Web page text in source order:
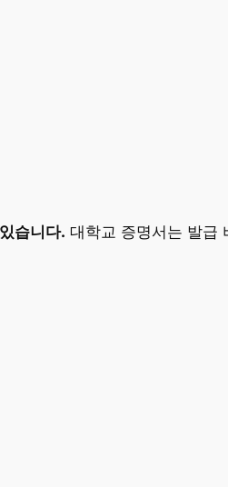
습니다. 대학교 증명서는 발급